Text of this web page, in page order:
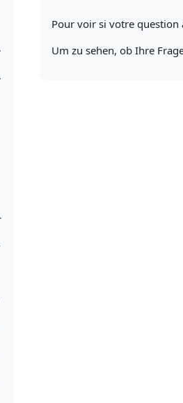
Pour voir si votre question
Um zu sehen, ob Ihre